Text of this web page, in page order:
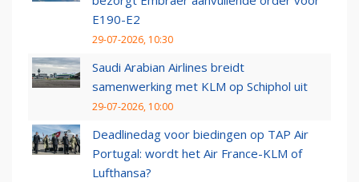
E190-E2
29-07-2026, 10:30
Saudi Arabian Airlines breidt
samenwerking met KLM op Schiphol uit
29-07-2026, 10:00
Deadlinedag voor biedingen op TAP Air
Portugal: wordt het Air France-KLM of
Lufthansa?